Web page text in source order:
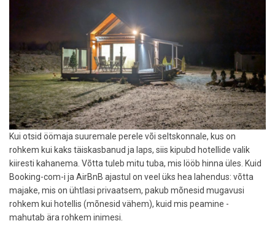
Kui otsid öömaja suuremale perele või seltskonnale, kus on
rohkem kui kaks täiskasbanud ja laps, siis kipubd hotellide valik
kiiresti kahanema. Võtta tuleb mitu tuba, mis lööb hinna üles. Kuid
Booking-com-i ja AirBnB ajastul on veel üks hea lahendus: võtta
majake, mis on ühtlasi privaatsem, pakub mõnesid mugavusi
rohkem kui hotellis (mõnesid vähem), kuid mis peamine -
mahutab ära rohkem inimesi.